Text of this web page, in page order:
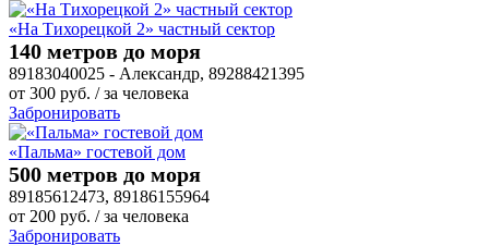
«На Тихорецкой 2» частный сектор
140 метров до моря
89183040025 - Александр, 89288421395
от 300 руб. / за человека
Забронировать
«Пальма» гостевой дом
500 метров до моря
89185612473, 89186155964
от 200 руб. / за человека
Забронировать